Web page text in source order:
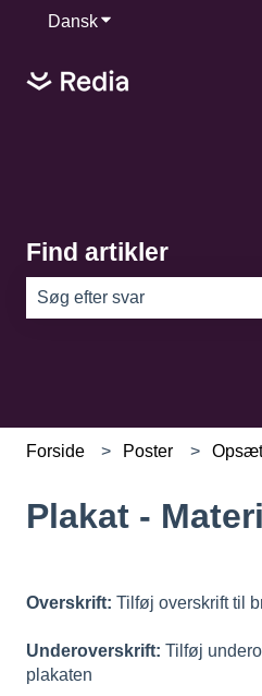
DanskVis undermenu for
Find artikler
Forside Poster
Plakat -
Overskrift: Tilføj overskrift til
Underoverskrift: Tilføj
plakaten